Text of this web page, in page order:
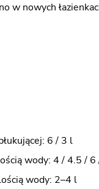
w nowych
6 / 3 l
wody: 4 / 4.5 /
wody: 2–4 l